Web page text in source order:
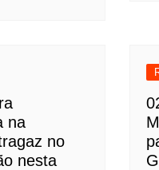
na
no
nesta